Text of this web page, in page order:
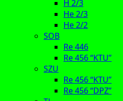
H 2/3
He 2/3
He 2/2
SOB
Re 446
Re 456 “KTU”
SZU
Re 456 “KTU”
Re 456 “DPZ”